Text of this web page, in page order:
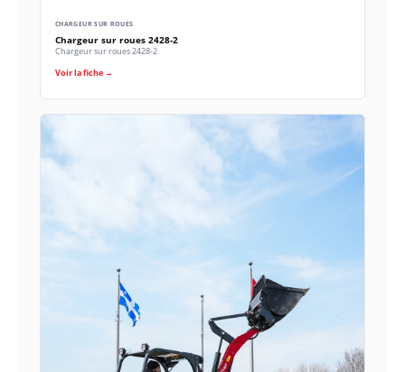
CHARGEUR SUR ROUES
Chargeur sur roues 2428-2
Chargeur sur roues 2428-2
Voir la fiche →